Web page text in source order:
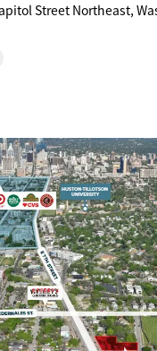
Street Northeast,